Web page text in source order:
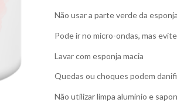
Não usar a parte verde da esponja
Pode ir no micro-ondas, mas
Lavar com esponja macia
Quedas ou choques podem
Não utilizar limpa alumínio e